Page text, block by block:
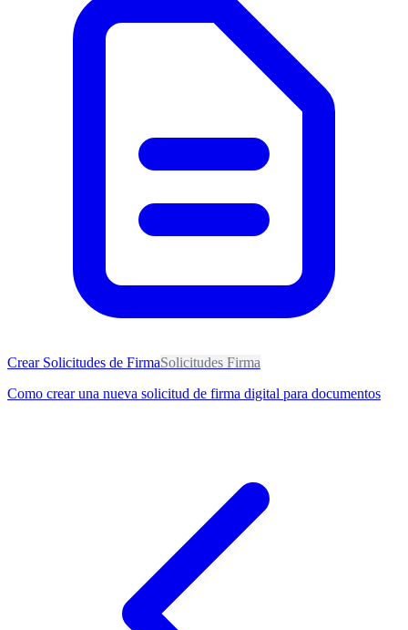
Crear Solicitudes de FirmaSolicitudes Firma
Como crear una nueva solicitud de firma digital para documentos